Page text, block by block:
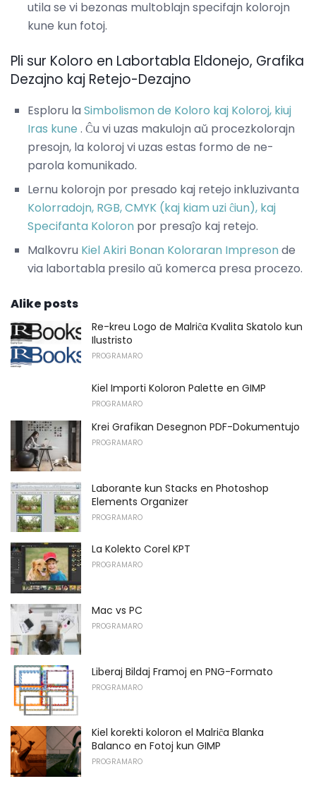
utila se vi bezonas multoblajn specifajn kolorojn
kune kun fotoj.
Pli sur Koloro en Labortabla Eldonejo, Grafika
Dezajno kaj Retejo-Dezajno
Esploru la Simbolismon de Koloro kaj Koloroj, kiuj
Iras kune . Ĉu vi uzas makulojn aŭ procezkolorajn
presojn, la koloroj vi uzas estas formo de ne-
parola komunikado.
Lernu kolorojn por presado kaj retejo inkluzivanta
Kolorradojn, RGB, CMYK (kaj kiam uzi ĉiun), kaj
Specifanta Koloron por presaĵo kaj retejo.
Malkovru Kiel Akiri Bonan Koloraran Impresonde
via labortabla presilo aŭ komerca presa procezo.
Alike posts
Re-kreu Logo de Malriĉa Kvalita Skatolo kun
Ilustristo
PROGRAMARO
Kiel Importi Koloron Palette en GIMP
PROGRAMARO
Krei Grafikan Desegnon PDF-Dokumentujo
PROGRAMARO
Laborante kun Stacks en Photoshop
Elements Organizer
PROGRAMARO
La Kolekto Corel KPT
PROGRAMARO
Mac vs PC
PROGRAMARO
Liberaj Bildaj Framoj en PNG-Formato
PROGRAMARO
Kiel korekti koloron el Malriĉa Blanka
Balanco en Fotoj kun GIMP
PROGRAMARO